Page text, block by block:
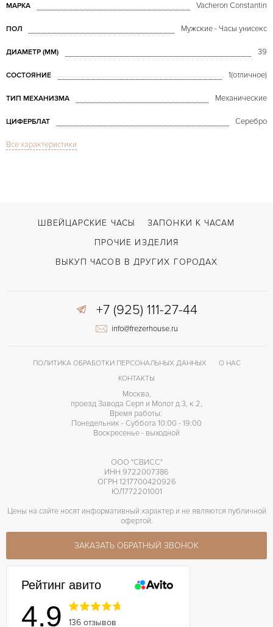
МАРКА Vacheron Constantin
ПОЛ Мужские - Часы унисекс
ДИАМЕТР (MM) 39
СОСТОЯНИЕ 1(отличное)
ТИП МЕХАНИЗМА Механические
ЦИФЕРБЛАТ Серебро
СТЕКЛО
Застежка с помощью шипа
КАЛИБР/МЕХАНИЗМ
Все характеристики
ШВЕЙЦАРСКИЕ ЧАСЫ
ЗАПОНКИ К ЧАСАМ
ПРОЧИЕ ИЗДЕЛИЯ
ВЫКУП ЧАСОВ В ДРУГИХ ГОРОДАХ
+7 (925) 111-27-44
info@frezerhouse.ru
ПОЛИТИКА ОБРАБОТКИ ПЕРСОНАЛЬНЫХ ДАННЫХ
О НАС
КОНТАКТЫ
Москва,
проезд Завода Серп и Молот д 3, к 2,
Время работы:
Понедельник - Суббота 10:00 - 19:00
Воскресенье - выходной
ООО "СВИСС"
ИНН 9722007386
ОГРН 1217700420926
ЮЛ772201001
Цены на сайте носят информативный характер и не являются публичной
офертой.
ЗАКАЗАТЬ ОБРАТНЫЙ ЗВОНОК
Рейтинг авито
4.9 136 отзывов